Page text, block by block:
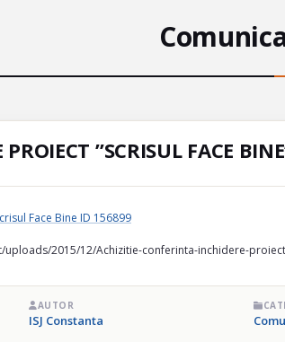
”SCRISUL FACE
Face Bine ID 156899
2015/12/Achizitie-conferinta-inchidere-
AUTOR
ISJ Constanta